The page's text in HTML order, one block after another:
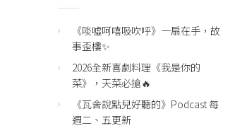
《啖噓呵嘻吸吹呼》一扇在手，故
事歪樓✨
2026全新喜劇料理《我是你的
菜》，天菜必搶🔥
《瓦舍說點兒好聽的》Podcast 每
週二、五更新